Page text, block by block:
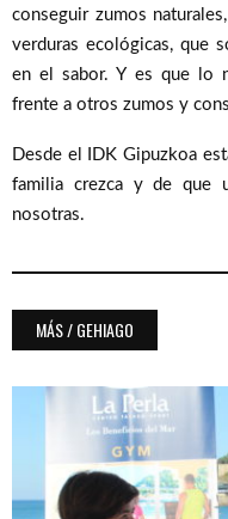
conseguir zumos
verduras ecológicas, que
en el sabor. Y es que lo
frente a otros zumos y
Desde el IDK Gipuzkoa
familia crezca y de que
nosotras.
MÁS / GEHIAGO